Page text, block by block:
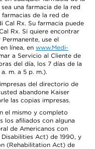
una farmacia de la red
farmacias de la red de
Cal Rx. Su farmacia puede
Rx. Si quiere encontrar
use el
línea, en www.Medi-
a Servicio al Cliente de
del día, los 7 días de la
m. a 5 p. m.).
del directorio de
abandone Kaiser
las copias impresas.
el mismo y completo
los afiliados con alguna
de Americanos con
Act) de 1990, y
(Rehabilitation Act) de